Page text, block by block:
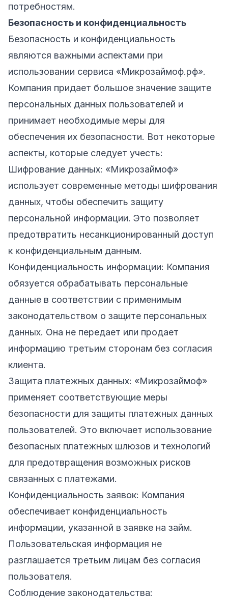
потребностям.
Безопасность и конфиденциальность
Безопасность и конфиденциальность
являются важными аспектами при
использовании сервиса «Микрозаймоф.рф».
Компания придает большое значение защите
персональных данных пользователей и
принимает необходимые меры для
обеспечения их безопасности. Вот некоторые
аспекты, которые следует учесть:
Шифрование данных: «Микрозаймоф»
использует современные методы шифрования
данных, чтобы обеспечить защиту
персональной информации. Это позволяет
предотвратить несанкционированный доступ
к конфиденциальным данным.
Конфиденциальность информации: Компания
обязуется обрабатывать персональные
данные в соответствии с применимым
законодательством о защите персональных
данных. Она не передает или продает
информацию третьим сторонам без согласия
клиента.
Защита платежных данных: «Микрозаймоф»
применяет соответствующие меры
безопасности для защиты платежных данных
пользователей. Это включает использование
безопасных платежных шлюзов и технологий
для предотвращения возможных рисков
связанных с платежами.
Конфиденциальность заявок: Компания
обеспечивает конфиденциальность
информации, указанной в заявке на займ.
Пользовательская информация не
разглашается третьим лицам без согласия
пользователя.
Соблюдение законодательства: